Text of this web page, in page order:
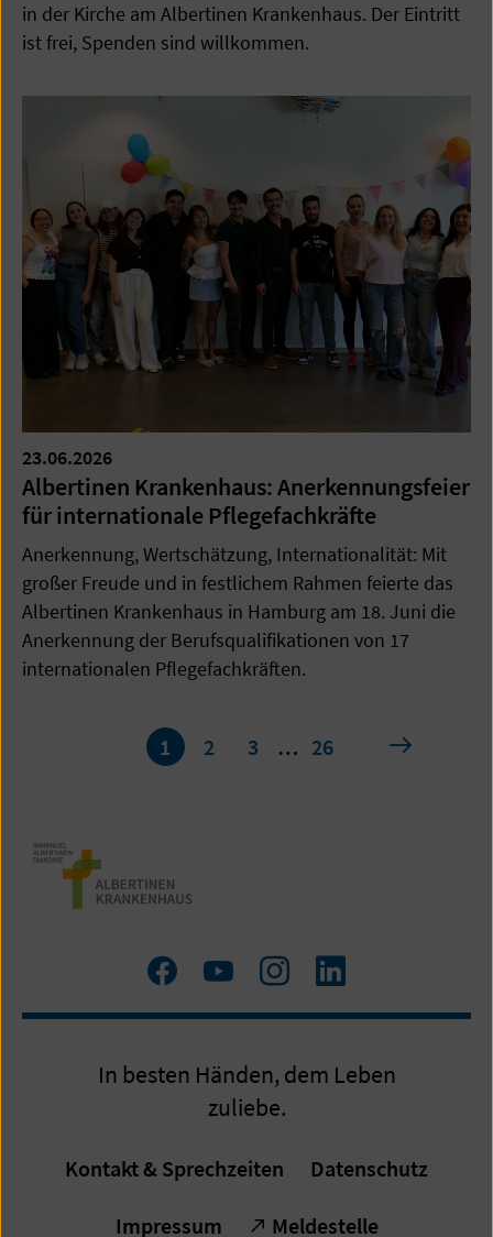
in der Kirche am Albertinen Krankenhaus. Der Eintritt
ist frei, Spenden sind willkommen.
23.06.2026
Albertinen Krankenhaus: Anerkennungsfeier
für internationale Pflegefachkräfte
Anerkennung, Wertschätzung, Internationalität: Mit
großer Freude und in festlichem Rahmen feierte das
Albertinen Krankenhaus in Hamburg am 18. Juni die
Anerkennung der Berufsqualifikationen von 17
internationalen Pflegefachkräften.
1 2 3 … 26 nächste
Zum
Facebook
Zum
YouTube
Zum
Instagram
LinkedIn
In besten Händen, dem Leben
zuliebe.
Kontakt & Sprechzeiten Datenschutz
Impressum Meldestelle